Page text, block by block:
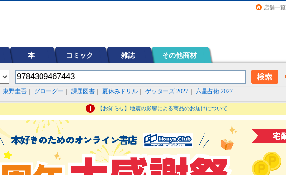
店舗一覧
本 コミック 雑誌 その他商材
東野圭吾 グローグー 課題図書 夏休みドリル ゲッターズ 2027 六星占術 2027
【お知らせ】地震の影響による商品のお届けについて